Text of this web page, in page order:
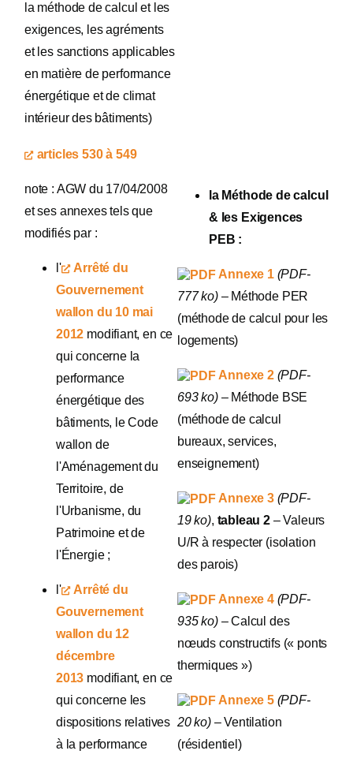
la méthode de calcul et les
exigences, les agréments
et les sanctions applicables
en matière de performance
énergétique et de climat
intérieur des bâtiments)
articles 530 à 549
note : AGW du 17/04/2008
et ses annexes tels que
modifiés par :
l'
Arrêté du
Gouvernement
wallon du 10 mai
2012 modifiant, en ce
qui concerne la
performance
énergétique des
bâtiments, le Code
wallon de
l'Aménagement du
Territoire, de
l'Urbanisme, du
Patrimoine et de
l'Énergie ;
l'
Arrêté du
Gouvernement
wallon du 12
décembre
2013 modifiant, en ce
qui concerne les
dispositions relatives
à la performance
la Méthode de calcul
& les Exigences
PEB :
Annexe 1(PDF-
777 ko)– Méthode PER
(méthode de calcul pour les
logements)
Annexe 2(PDF-
693 ko)– Méthode BSE
(méthode de calcul
bureaux, services,
enseignement)
Annexe 3(PDF-
19 ko), tableau 2– Valeurs
U/R à respecter (isolation
des parois)
Annexe 4(PDF-
935 ko)– Calcul des
nœuds constructifs (« ponts
thermiques »)
Annexe 5(PDF-
20 ko)– Ventilation
(résidentiel)